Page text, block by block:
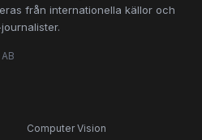
från internationella källor och
Computer Vision